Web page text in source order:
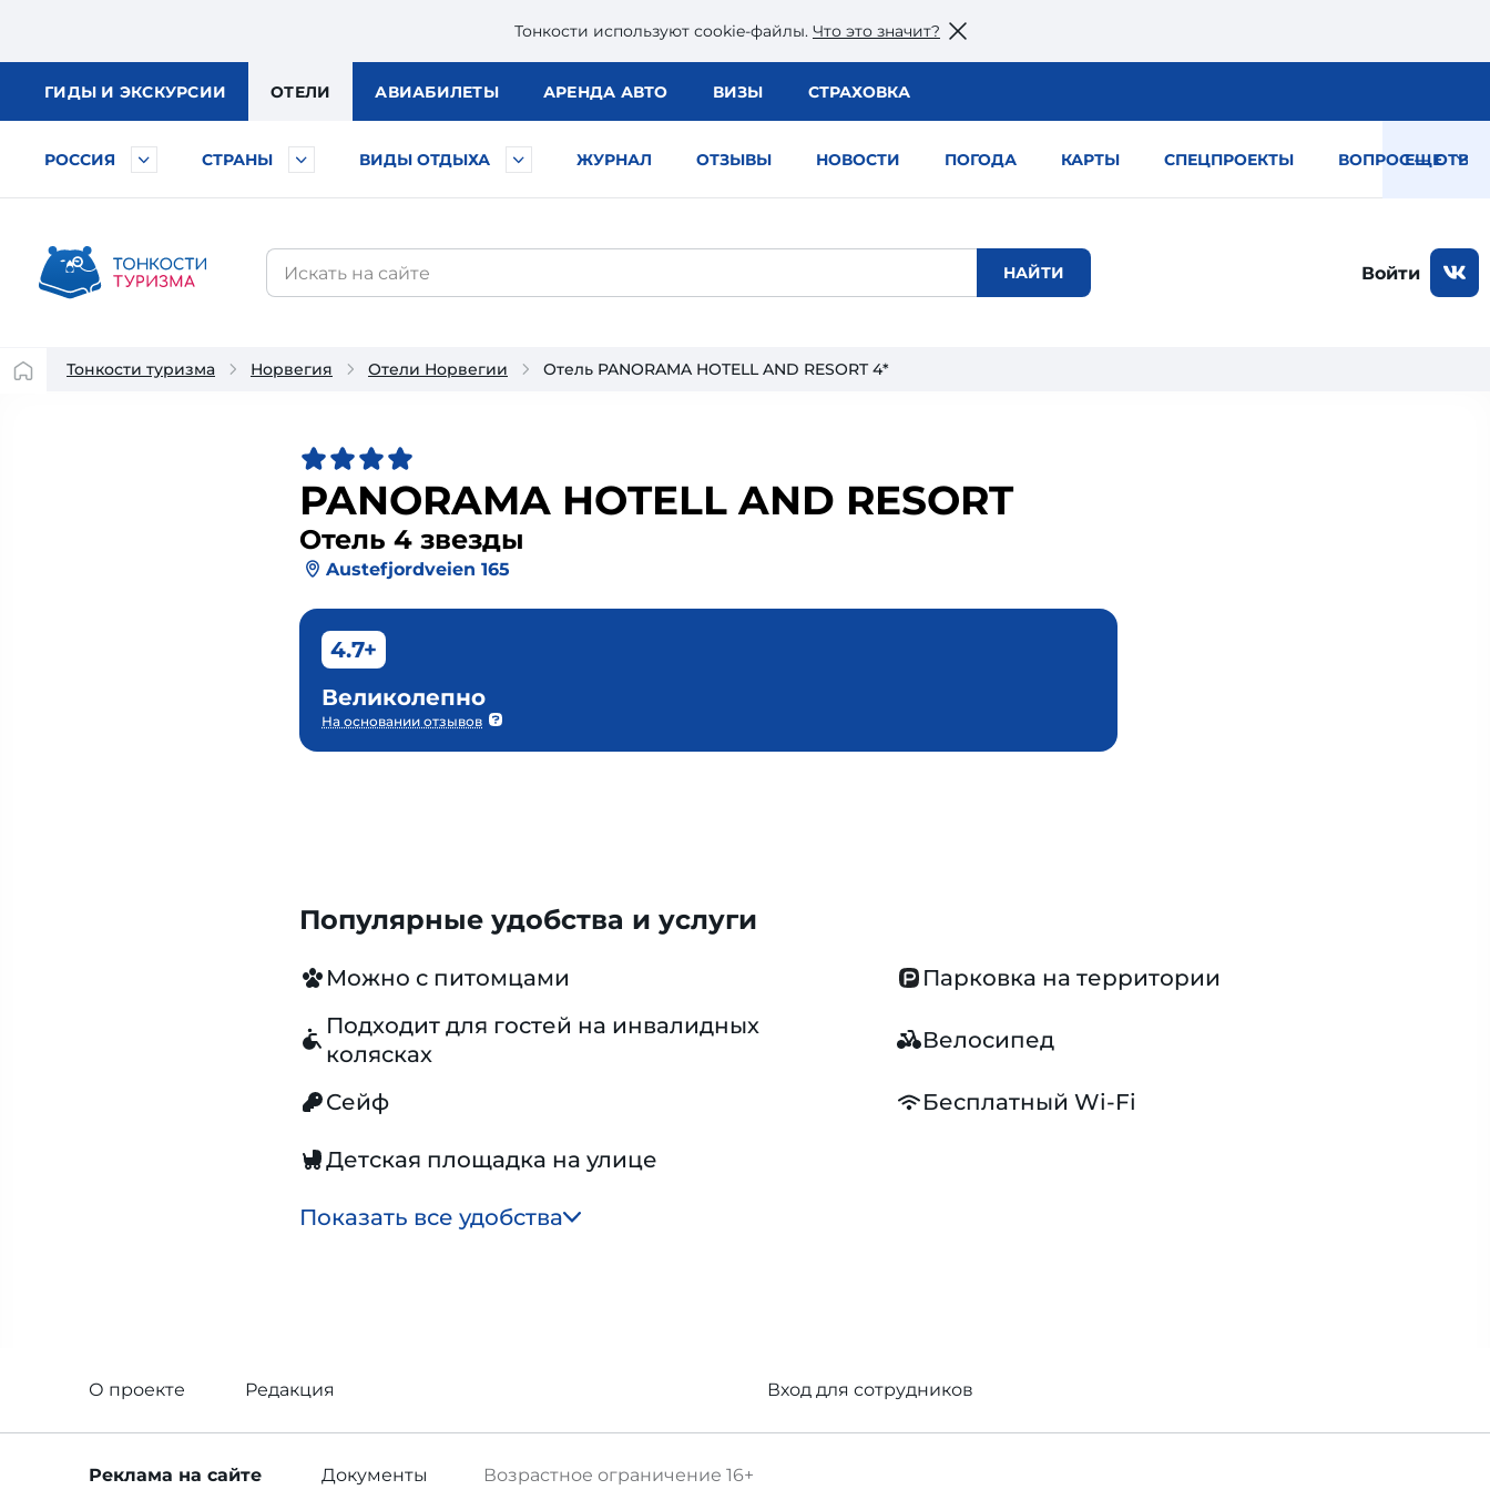
Тонкости используют сookie-файлы. Что это значит?
ГИДЫ И ЭКСКУРСИИ ОТЕЛИ АВИАБИЛЕТЫ АРЕНДА АВТО ВИЗЫ СТРАХОВКА
РОССИЯ СТРАНЫ ВИДЫ ОТДЫХА ЖУРНАЛ ОТЗЫВЫ НОВОСТИ ПОГОДА КАРТЫ СПЕЦПРОЕКТЫ ВОПРОС — ОТВЕТ
ЕЩЕ
Войти
Тонкости туризма Норвегия Отели Норвегии Отель PANORAMA HOTELL AND RESORT 4*
PANORAMA HOTELL AND RESORT
Отель 4 звезды
Austefjordveien 165
4.7+
Великолепно
На основании отзывов
Популярные удобства и услуги
Можно с питомцами
Парковка на территории
Подходит для гостей на инвалидных
колясках
Велосипед
Сейф Бесплатный Wi-Fi
Детская площадка на улице
Показать все удобства
О проекте Редакция Вход для сотрудников
Возрастное ограничение 16+
Реклама на сайте Документы